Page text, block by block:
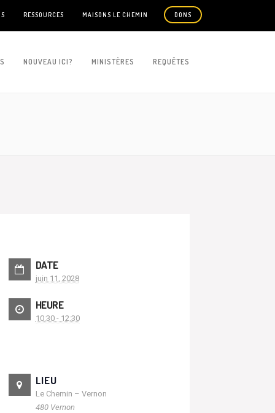
RESSOURCES MAISONS LE CHEMIN DONS
NOUVEAU ICI? MINISTÈRES REQUÊTES
DATE
juin 11, 2028
HEURE
10:30 - 12:30
LIEU
Le Chemin – Vernon
480 Vernon